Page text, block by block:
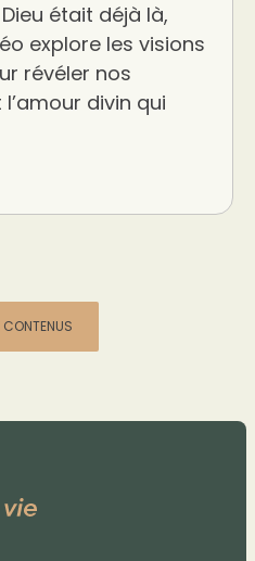
était déjà là,
explore les visions
révéler nos
divin qui
CONTENUS